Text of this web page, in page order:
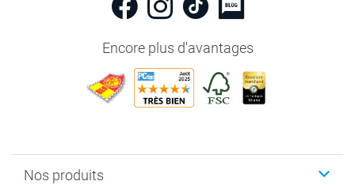
Encore plus d'avantages
Nos produits